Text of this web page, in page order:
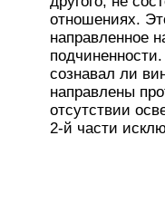
отношениях.
направленное
сознавал ли
направлены
отсутствии
2-й части